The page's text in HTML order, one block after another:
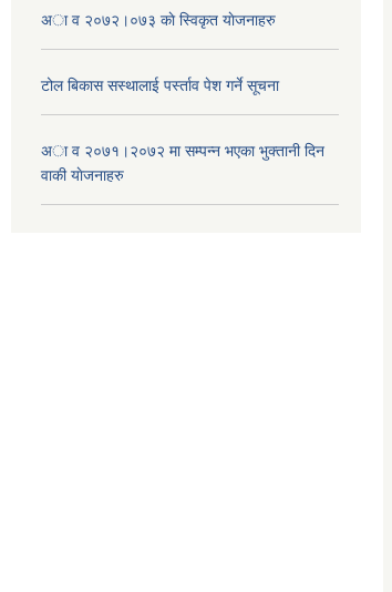
अा व २०७२।०७३ काे स्विकृत याेजनाहरु
टोल बिकास स‌स्थालाई प‌र्स्ताव पेश गर्ने सूचना
अा‍ व २०७१।२०७२ मा सम्पन्न भएका भुक्तानी दिन
वा‌की याेजनाहरु